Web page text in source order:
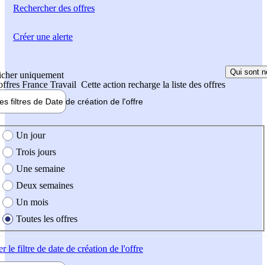
Rechercherdes offres
uniquement
France Travail Cette action recharge la liste des offres
Qui sont
filtres de Date de création de l'offre
création de l'offre
Un jour
Trois jours
Une semaine
Deux semaines
Un mois
Toutes les offres
le filtre de date de création de l'offre
Créer une alerte